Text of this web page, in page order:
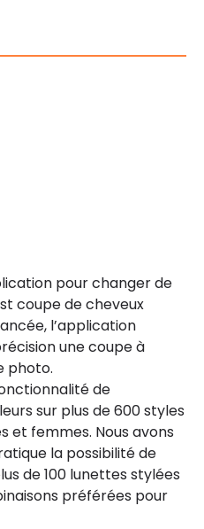
pour changer de
coupe de cheveux
l’application
une coupe à
photo.
de
sur plus de 600 styles
et femmes. Nous avons
la possibilité de
de 100 lunettes stylées
préférées pour